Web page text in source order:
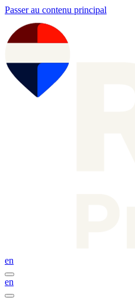
Passer au contenu principal
en
en